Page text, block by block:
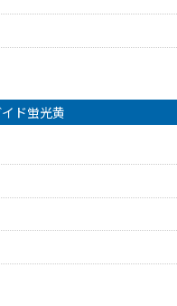
ド蛍光黄